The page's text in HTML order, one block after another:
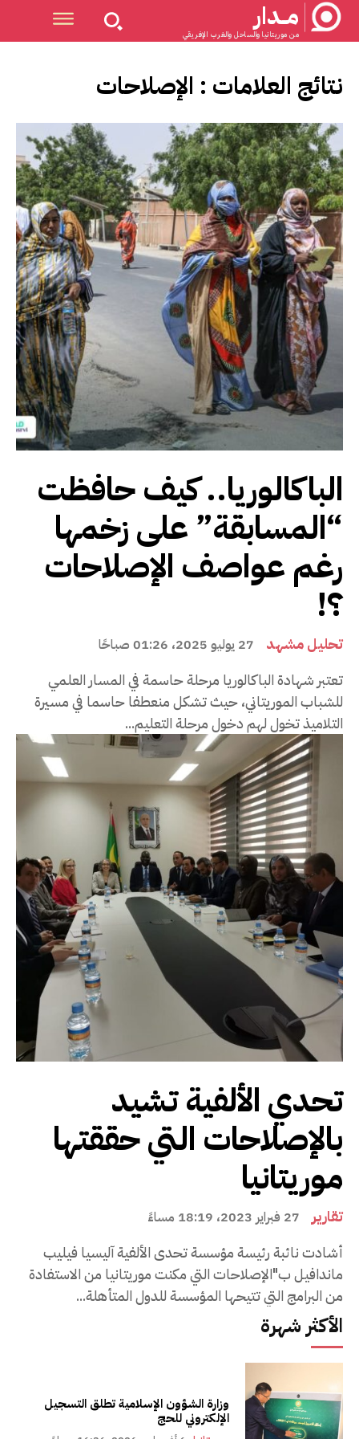
مــدار
من موريتانيا والساحل والغرب الإفريقي
نتائج العلامات : الإصلاحات
الباكالوريا.. كيف حافظت
“المسابقة” على زخمها
رغم عواصف الإصلاحات
؟!
تحليل مشهد 27 يوليو 2025، 01:26 صباحًا
تعتبر شهادة الباكالوريا مرحلة حاسمة في المسار العلمي
للشباب الموريتاني، حيث تشكل منعطفا حاسما في مسيرة
التلاميذ تخول لهم دخول مرحلة التعليم...
تحدي الألفية تشيد
بالإصلاحات التي حققتها
موريتانيا
تقارير 27 فبراير 2023، 18:19 مساءً
أشادت نائبة رئيسة مؤسسة تحدى الألفية آليسيا فيليب
ماندافيل ب"الإصلاحات التي مكنت موريتانيا من الاستفادة
من البرامج التي تتيحها المؤسسة للدول المتأهلة...
الأكثر شهرة
وزارة الشؤون الإسلامية تطلق التسجيل
الإلكتروني للحج